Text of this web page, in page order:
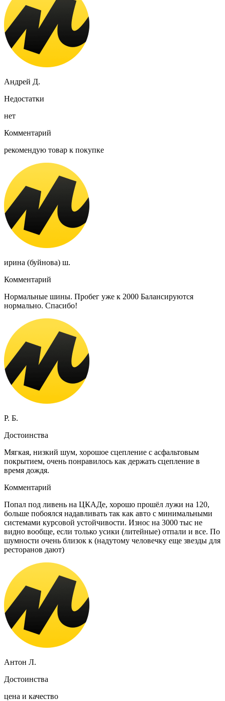
Андрей Д.
Недостатки
нет
Комментарий
рекомендую товар к покупке
ирина (буйнова) ш.
Комментарий
Нормальные шины. Пробег уже к 2000 Балансируются
нормально. Спасибо!
Р. Б.
Достоинства
Мягкая, низкий шум, хорошое сцепление с асфальтовым
покрытием, очень понравилось как держать сцепление в
время дождя.
Комментарий
Попал под ливень на ЦКАДе, хорошо прошёл лужи на 120,
больше побоялся надавливать так как авто с минимальными
системами курсовой устойчивости. Износ на 3000 тыс не
видно вообще, если только усики (литейные) отпали и все. По
шумности очень близок к (надутому человечку еще звезды для
ресторанов дают)
Антон Л.
Достоинства
цена и качество